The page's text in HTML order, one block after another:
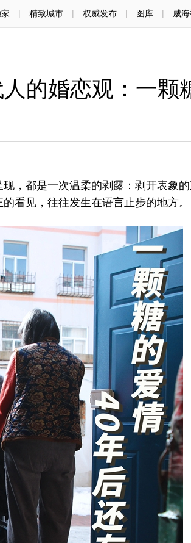
| 精致城市 | 权威发布 | 图库 | 威
的婚恋观：一颗
都是一次温柔的剥露：剥开表象的
看见，往往发生在语言止步的地方。